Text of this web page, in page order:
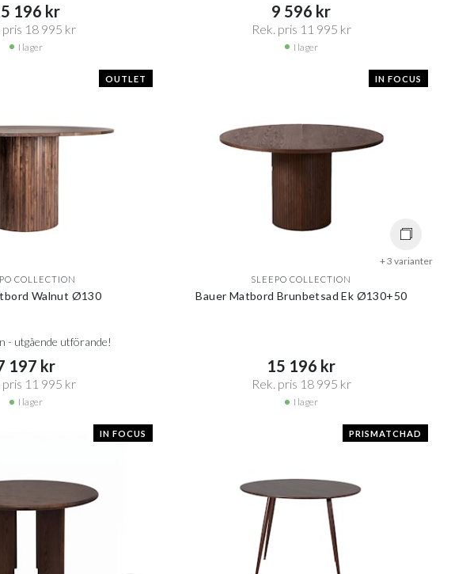
196 kr​​
pris 18 995 kr​​
I lager
9 596 kr​​
Rek. pris 11 995 kr​​
I lager
OUTLET
COLLECTION
Walnut Ø130
- utgående utförande!
197 kr​​
pris 11 995 kr​​
I lager
IN FOCUS
+ 3 varianter
SLEEPO COLLECTION
Bauer Matbord Brunbetsad Ek Ø130+50
15 196 kr​​
Rek. pris 18 995 kr​​
I lager
IN FOCUS PRISMATCHAD